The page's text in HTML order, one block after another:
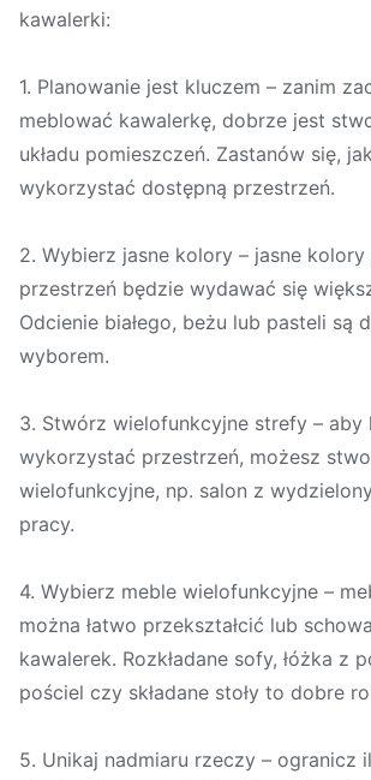
kawalerki:
1. Planowanie jest kluczem – zanim
meblować kawalerkę, dobrze jest
układu pomieszczeń. Zastanów się,
wykorzystać dostępną przestrzeń.
2. Wybierz jasne kolory – jasne
przestrzeń będzie wydawać się
Odcienie białego, beżu lub pasteli są
wyborem.
3. Stwórz wielofunkcyjne strefy – aby
wykorzystać przestrzeń, możesz
wielofunkcyjne, np. salon z
pracy.
4. Wybierz meble wielofunkcyjne –
można łatwo przekształcić lub
kawalerek. Rozkładane sofy, łóżka z
pościel czy składane stoły to dobre
5. Unikaj nadmiaru rzeczy – ogranicz